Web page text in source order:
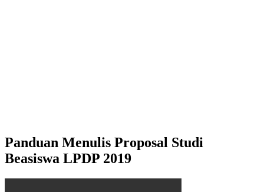
Panduan Menulis Proposal Studi
Beasiswa LPDP 2019